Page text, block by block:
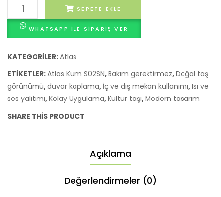
Kültür
Taşı
Atlas
S02SN
SEPETE EKLE
WHATSAPP ILE SIPARIŞ VER
KATEGORILER:Atlas
ETIKETLER:Atlas Kum S02SN,Bakım gerektirmez,Doğal taş
görünümü,duvar kaplama, İç ve dış mekan kullanımı,Isı ve
ses yalıtımı,Kolay Uygulama,Kültür taşı,Modern tasarım
SHARE THIS PRODUCT
Açıklama
Değerlendirmeler (0)